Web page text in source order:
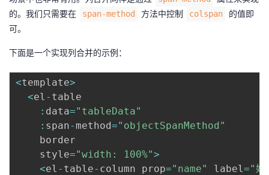
的。我们只需要在
span-method 方法中控制 colspan
的值即
可。
下面是一个实现列合并的示例：
<template>
<el - table
: data="tableData"
: span- method="objectSpanMethod"
    border
    style
="width: 100%">
<el - table- column prop="name" label="姓